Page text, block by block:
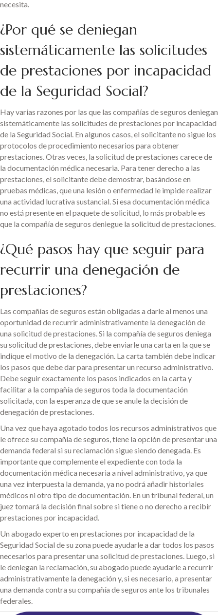
necesita.
¿Por qué se deniegan
sistemáticamente las solicitudes
de prestaciones por incapacidad
de la Seguridad Social?
Hay varias razones por las que las compañías de seguros deniegan
sistemáticamente las solicitudes de prestaciones por incapacidad
de la Seguridad Social. En algunos casos, el solicitante no sigue los
protocolos de procedimiento necesarios para obtener
prestaciones. Otras veces, la solicitud de prestaciones carece de
la documentación médica necesaria. Para tener derecho a las
prestaciones, el solicitante debe demostrar, basándose en
pruebas médicas, que una lesión o enfermedad le impide realizar
una actividad lucrativa sustancial. Si esa documentación médica
no está presente en el paquete de solicitud, lo más probable es
que la compañía de seguros deniegue la solicitud de prestaciones.
¿Qué pasos hay que seguir para
recurrir una denegación de
prestaciones?
Las compañías de seguros están obligadas a darle al menos una
oportunidad de recurrir administrativamente la denegación de
una solicitud de prestaciones. Si la compañía de seguros deniega
su solicitud de prestaciones, debe enviarle una carta en la que se
indique el motivo de la denegación. La carta también debe indicar
los pasos que debe dar para presentar un recurso administrativo.
Debe seguir exactamente los pasos indicados en la carta y
facilitar a la compañía de seguros toda la documentación
solicitada, con la esperanza de que se anule la decisión de
denegación de prestaciones.
Una vez que haya agotado todos los recursos administrativos que
le ofrece su compañía de seguros, tiene la opción de presentar una
demanda federal si su reclamación sigue siendo denegada. Es
importante que complemente el expediente con toda la
documentación médica necesaria a nivel administrativo, ya que
una vez interpuesta la demanda, ya no podrá añadir historiales
médicos ni otro tipo de documentación. En un tribunal federal, un
juez tomará la decisión final sobre si tiene o no derecho a recibir
prestaciones por incapacidad.
Un abogado experto en prestaciones por incapacidad de la
Seguridad Social de su zona puede ayudarle a dar todos los pasos
necesarios para presentar una solicitud de prestaciones. Luego, si
le deniegan la reclamación, su abogado puede ayudarle a recurrir
administrativamente la denegación y, si es necesario, a presentar
una demanda contra su compañía de seguros ante los tribunales
federales.